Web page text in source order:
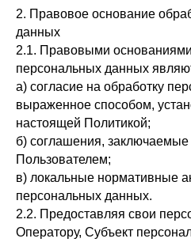
2. Правовое основание
данных
2.1. Правовыми
персональных данных
а) согласие на обработку
выраженное способом,
настоящей Политикой;
б) соглашения,
Пользователем;
в) локальные нормативные
персональных данных.
2.2. Предоставляя свои
Оператору, Субъект